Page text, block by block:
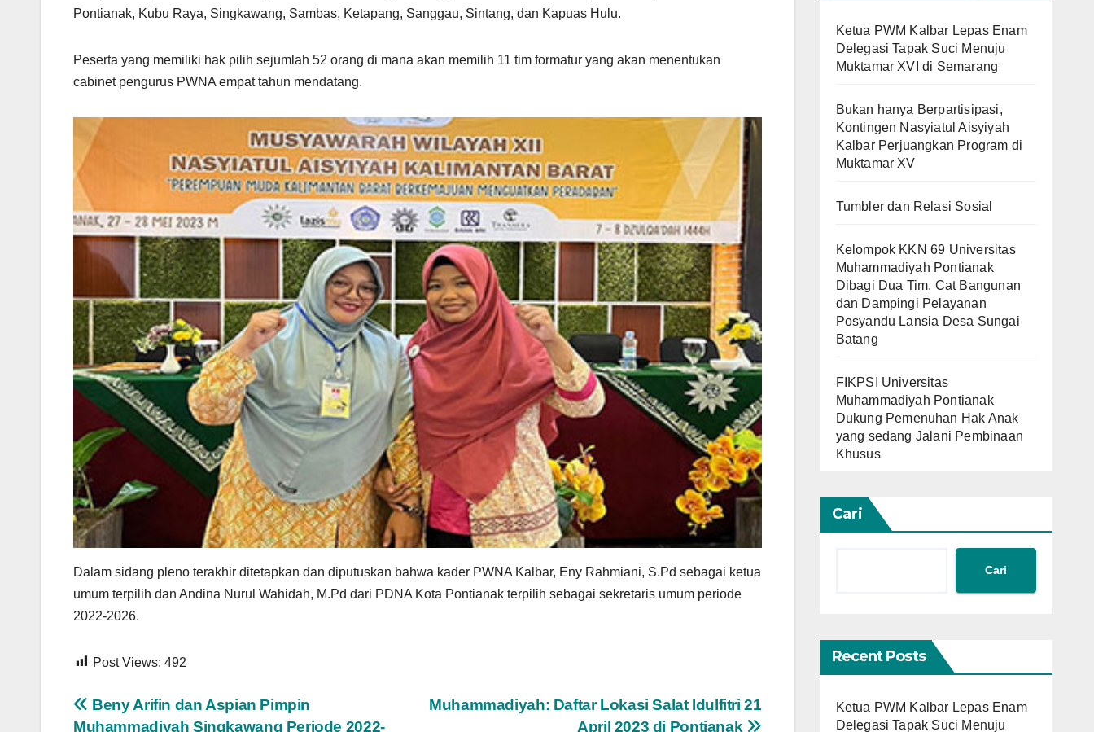
Pontianak, Kubu Raya, Singkawang, Sambas, Ketapang, Sanggau, Sintang, dan Kapuas Hulu.
Peserta yang memiliki hak pilih sejumlah 52 orang di mana akan memilih 11 tim formatur yang akan menentukan
cabinet pengurus PWNA empat tahun mendatang.
Dalam sidang pleno terakhir ditetapkan dan diputuskan bahwa kader PWNA Kalbar, Eny Rahmiani, S.Pd sebagai ketua
umum terpilih dan Andina Nurul Wahidah, M.Pd dari PDNA Kota Pontianak terpilih sebagai sekretaris umum periode
2022-2026.
Post Views: 492
Navigasi
Muhammadiyah: Daftar Lokasi Salat Idulfitri 21
April 2023 di Pontianak
Beny Arifin dan Aspian Pimpin
Muhammadiyah Singkawang Periode 2022-
Ketua PWM Kalbar Lepas Enam
Delegasi Tapak Suci Menuju
Muktamar XVI di Semarang
Bukan hanya Berpartisipasi,
Kontingen Nasyiatul Aisyiyah
Kalbar Perjuangkan Program di
Muktamar XV
Tumbler dan Relasi Sosial
Kelompok KKN 69 Universitas
Muhammadiyah Pontianak
Dibagi Dua Tim, Cat Bangunan
dan Dampingi Pelayanan
Posyandu Lansia Desa Sungai
Batang
FIKPSI Universitas
Muhammadiyah Pontianak
Dukung Pemenuhan Hak Anak
yang sedang Jalani Pembinaan
Khusus
Cari
Cari
Recent Posts
Ketua PWM Kalbar Lepas Enam
Delegasi Tapak Suci Menuju